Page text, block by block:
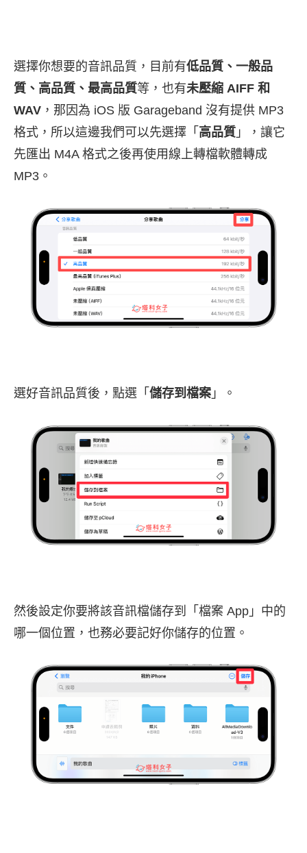
選擇你想要的音訊品質，目前有低品質、一般品
質、高品質、最高品質等，也有未壓縮 AIFF 和
WAV ，那因為 iOS 版 Garageband 沒有提供 MP3
格式，所以這邊我們可以先選擇「 高品質 」，讓它
先匯出 M4A 格式之後再使用線上轉檔軟體轉成
MP3。
選好音訊品質後，點選「 儲存到檔案 」。
然後設定你要將該音訊檔儲存到「檔案 App」中的
哪一個位置，也務必要記好你儲存的位置。